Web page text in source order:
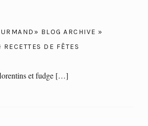
BLOG ARCHIVE »
DE FÊTES
et fudge […]